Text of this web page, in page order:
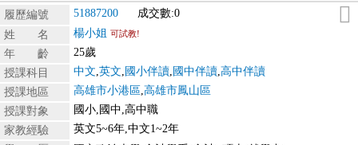
履歷編號 51887200
成交數:0
姓 名
楊小姐 可試教!
年 齡
25歲
授課科目
中文 英文 國小伴讀 國中伴讀 高中伴讀
授課地區
高雄市小港區 高雄市鳳山區
授課對象
國小,國中,高中職
家教經驗
英文5~6年,中文1~2年